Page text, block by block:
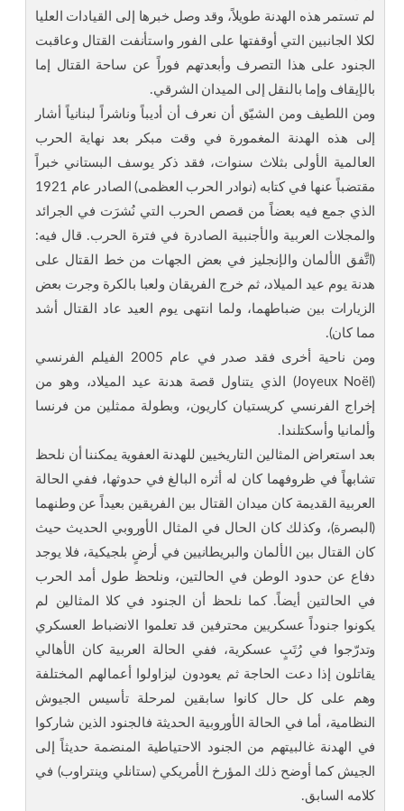
لم تستمر هذه الهدنة طويلاً، وقد وصل خبرها إلى القيادات العليا
لكلا الجانبين التي أوقفتها على الفور واستأنفت القتال وعاقبت
الجنود على هذا التصرف وأبعدتهم فوراً عن ساحة القتال إما
بالإيقاف وإما بالنقل إلى الميدان الشرقي.
ومن اللطيف ومن الشيّق أن نعرف أن أديباً وناشراً لبنانياً أشار
إلى هذه الهدنة المغمورة في وقت مبكر بعد نهاية الحرب
العالمية الأولى بثلاث سنوات، فقد ذكر يوسف البستاني خبراً
مقتضباً عنها في كتابه (نوادر الحرب العظمى) الصادر عام 1921
الذي جمع فيه بعضاً من قصص الحرب التي نُشرَت في الجرائد
والمجلات العربية والأجنبية الصادرة في فترة الحرب. قال فيه:
(اتَّفق الألمان والإنجليز في بعض الجهات من خط القتال على
هدنة يوم عيد الميلاد، ثم خرج الفريقان ولعبا بالكرة وجرت بعض
الزيارات بين ضباطهما، ولما انتهى يوم العيد عاد القتال أشد
مما كان).
ومن ناحية أخرى فقد صدر في عام 2005 الفيلم الفرنسي
(Joyeux Noël) الذي يتناول قصة هدنة عيد الميلاد، وهو من
إخراج الفرنسي كريستيان كاريون، وبطولة ممثلين من فرنسا
وألمانيا وأسكتلندا.
بعد استعراض المثالين التاريخيين للهدنة العفوية يمكننا أن نلحظ
تشابهاً في ظروفهما كان له أثره البالغ في حدوثها، ففي الحالة
العربية القديمة كان ميدان القتال بين الفريقين بعيداً عن وطنهما
(البصرة)، وكذلك كان الحال في المثال الأوروبي الحديث حيث
كان القتال بين الألمان والبريطانيين في أرضٍ بلجيكية، فلا يوجد
دفاع عن حدود الوطن في الحالتين، ونلحظ طول أمد الحرب
في الحالتين أيضاً. كما نلحظ أن الجنود في كلا المثالين لم
يكونوا جنوداً عسكريين محترفين قد تعلموا الانضباط العسكري
وتدرّجوا في رُتَبٍ عسكرية، ففي الحالة العربية كان الأهالي
يقاتلون إذا دعت الحاجة ثم يعودون ليزاولوا أعمالهم المختلفة
وهم على كل حال كانوا سابقين لمرحلة تأسيس الجيوش
النظامية، أما في الحالة الأوروبية الحديثة فالجنود الذين شاركوا
في الهدنة غالبيتهم من الجنود الاحتياطية المنضمة حديثاً إلى
الجيش كما أوضح ذلك المؤرخ الأمريكي (ستانلي وينتراوب) في
كلامه السابق.